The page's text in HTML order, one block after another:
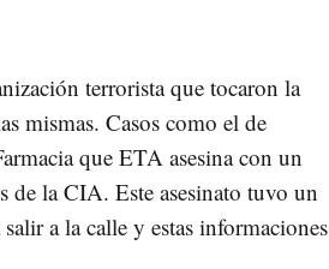
terrorista que tocaron la
mismas. Casos como el de
que ETA asesina con un
la CIA. Este asesinato tuvo un
a la calle y estas informaciones